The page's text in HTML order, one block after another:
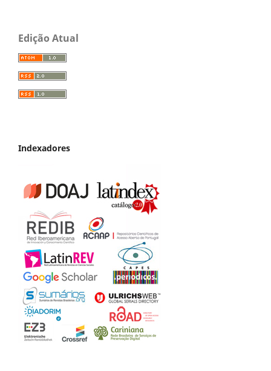
Edição Atual
Indexadores